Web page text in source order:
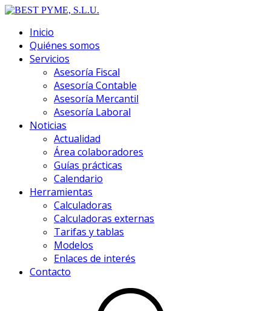
Inicio
Quiénes somos
Servicios
Asesoría Fiscal
Asesoría Contable
Asesoría Mercantil
Asesoría Laboral
Noticias
Actualidad
Área colaboradores
Guías prácticas
Calendario
Herramientas
Calculadoras
Calculadoras externas
Tarifas y tablas
Modelos
Enlaces de interés
Contacto